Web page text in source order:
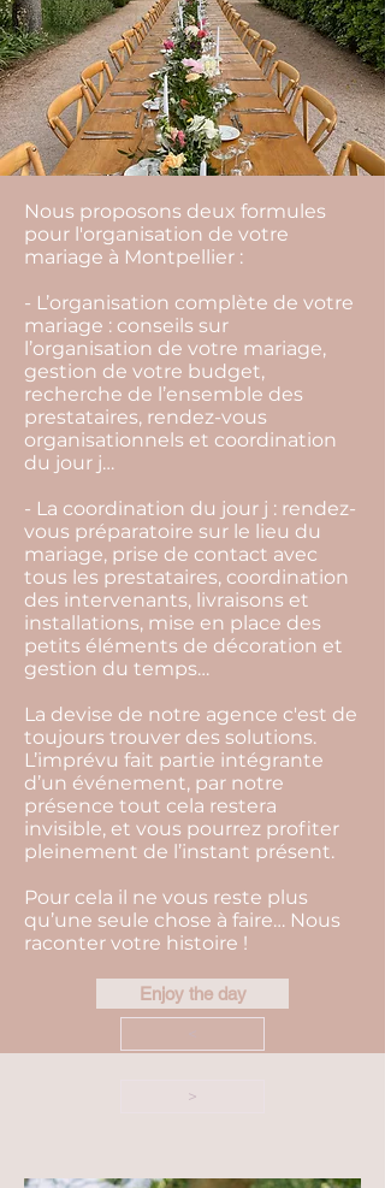
Nous proposons deux formules
pour l'organisation de votre
mariage à Montpellier :
- L’organisation complète de votre
mariage : conseils sur
l’organisation de votre mariage,
gestion de votre budget,
recherche de l’ensemble des
prestataires, rendez-vous
organisationnels et coordination
du jour j…
- La coordination du jour j : rendez-
vous préparatoire sur le lieu du
mariage, prise de contact avec
tous les prestataires, coordination
des intervenants, livraisons et
installations, mise en place des
petits éléments de décoration et
gestion du temps…
La devise de notre agence c'est de
toujours trouver des solutions.
L’imprévu fait partie intégrante
d’un événement, par notre
présence tout cela restera
invisible, et vous pourrez profiter
pleinement de l’instant présent.
Pour cela il ne vous reste plus
qu’une seule chose à faire… Nous
raconter votre histoire !
Enjoy the day
>